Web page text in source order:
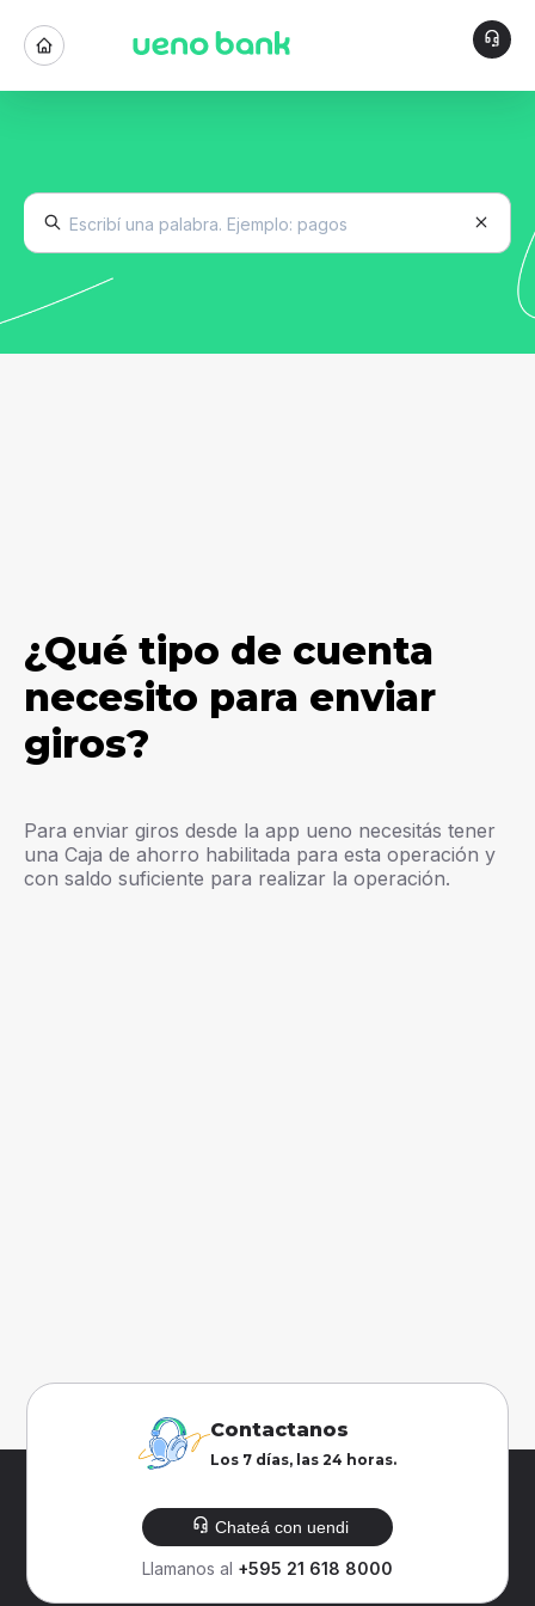
¿Qué tipo de cuenta
necesito para enviar
giros?
Para enviar giros desde la app ueno necesitás tener
una Caja de ahorro habilitada para esta operación y
con saldo suficiente para realizar la operación.
Contactanos
Los 7 días, las 24 horas.
Chateá con uendi
Llamanos al +595 21 618 8000